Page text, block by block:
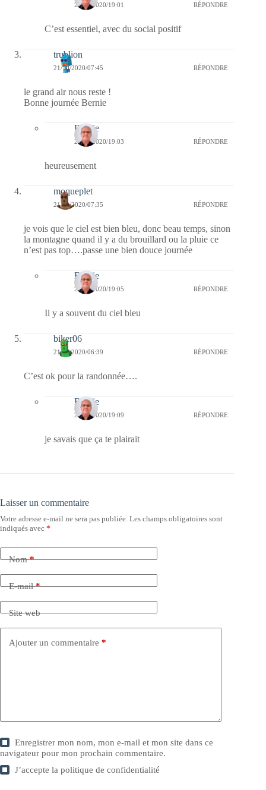
21/10/2020/19:01 RÉPONDRE
C’est essentiel, avec du social positif
trublion
21/10/2020/07:45 RÉPONDRE
le grand air nous reste !
Bonne journée Bernie
Bernie
21/10/2020/19:03 RÉPONDRE
heureusement
moqueplet
21/10/2020/07:35 RÉPONDRE
je vois que le ciel est bien bleu, donc beau temps, sinon
la montagne quand il y a du brouillard ou la pluie ce
n’est pas top….passe une bien douce journée
Bernie
21/10/2020/19:05 RÉPONDRE
Il y a souvent du ciel bleu
biker06
21/10/2020/06:39 RÉPONDRE
C’est ok pour la randonnée….
Bernie
21/10/2020/19:09 RÉPONDRE
je savais que ça te plairait
Laisser un commentaire
Votre adresse e-mail ne sera pas publiée. Les champs obligatoires sont
indiqués avec *
Nom*
E-mail*
Site web
Ajouter un commentaire *
Enregistrer mon nom, mon e-mail et mon site dans ce
navigateur pour mon prochain commentaire.
J’accepte lapolitique de confidentialité